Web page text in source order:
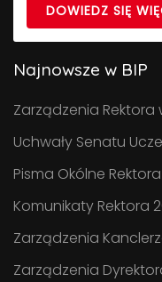
DOWIEDZ SIĘ
Najnowsze w BIP
Zarządzenia Rektora
Uchwały Senatu
Pisma Okólne
Komunikaty Rektora
Zarządzenia
Zarządzenia